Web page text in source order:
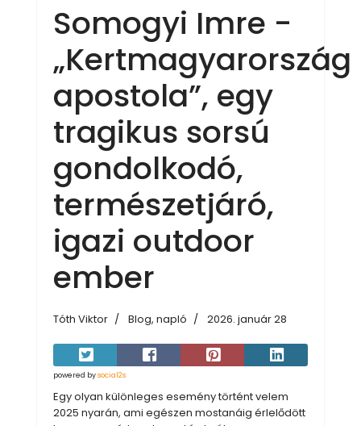
Somogyi Imre -
„Kertmagyarország
apostola”, egy
tragikus sorsú
gondolkodó,
természetjáró,
igazi outdoor
ember
Tóth Viktor Blog, napló 2026. január 28
powered bysocial2s
Egy olyan különleges esemény történt velem
2025 nyarán, ami egészen mostanáig érlelődött